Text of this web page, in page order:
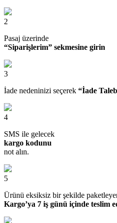
2
Pasaj üzerinde
“Siparişlerim” sekmesine girin
3
İade nedeninizi seçerek “İade
4
SMS ile gelecek
kargo kodunu
not alın.
5
Ürünü eksiksiz bir şekilde
Kargo’ya 7 iş günü içinde teslim